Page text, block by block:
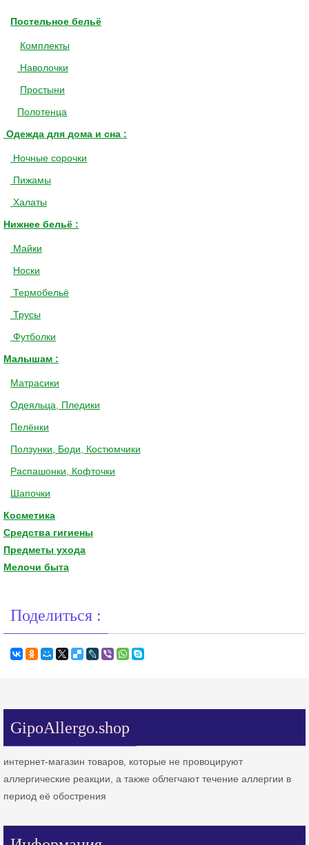
Постельное бельё
Комплекты
Наволочки
Простыни
Полотенца
Одежда для дома и сна :
Ночные сорочки
Пижамы
Халаты
Нижнее бельё :
Майки
Носки
Термобельё
Трусы
Футболки
Малышам :
Матрасики
Одеяльца, Пледики
Пелёнки
Ползунки, Боди, Костюмчики
Распашонки, Кофточки
Шапочки
Косметика
Средства гигиены
Предметы ухода
Мелочи быта
Поделиться :
GipoAllergo.shop
интернет-магазин товаров, которые не провоцируют
аллергические реакции, а также облегчают течение аллергии в
период её обострения